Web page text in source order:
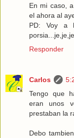
En mi caso,
el ahora al
PD: Voy a
porsia...je,je,je
Responder
Carlos
Tengo que
eran unos
prestaban la
Debo